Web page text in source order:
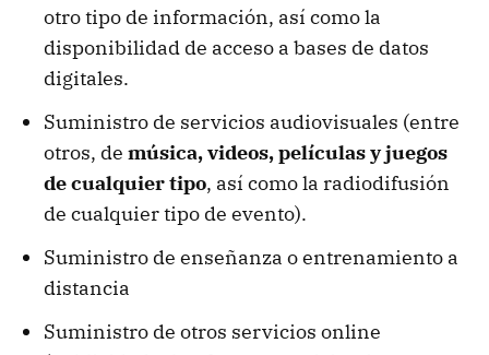
otro tipo de información, así como la
disponibilidad de acceso a bases de datos
digitales.
Suministro de servicios audiovisuales (entre
otros, de música, videos, películas y juegos
de cualquier tipo, así como la radiodifusión
de cualquier tipo de evento).
Suministro de enseñanza o entrenamiento a
distancia
Suministro de otros servicios online